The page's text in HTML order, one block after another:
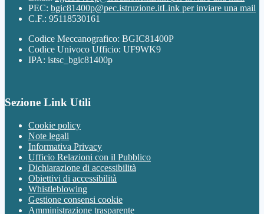
PEC: bgic81400p@pec.istruzione.itLink per inviare una mail
C.F.: 95118530161
Codice Meccanografico: BGIC81400P
Codice Univoco Ufficio: UF9WK9
IPA: istsc_bgic81400p
Sezione Link Utili
Cookie policy
Note legali
Informativa Privacy
Ufficio Relazioni con il Pubblico
Dichiarazione di accessibilità
Obiettivi di accessibilità
Whistleblowing
Gestione consensi cookie
Amministrazione trasparente